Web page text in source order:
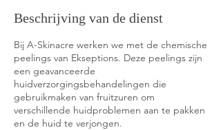
Beschrijving van de dienst
Bij A-Skinacre werken we met de chemische
peelings van Ekseptions. Deze peelings zijn
een geavanceerde
huidverzorgingsbehandelingen die
gebruikmaken van fruitzuren om
verschillende huidproblemen aan te pakken
en de huid te verjongen.